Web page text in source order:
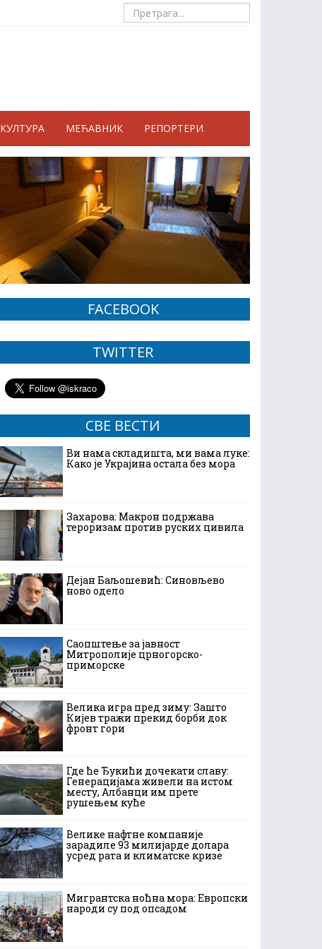
КУЛТУРА МЕЋАВНИК РЕПОРТЕРИ
FACEBOOK
TWITTER
СВЕ ВЕСТИ
Ви нама складишта, ми вама луке:
Како је Украјина остала без мора
Захарова: Макрон подржава
тероризам против руских цивила
Дејан Баљошевић: Синовљево
ново одело
Саопштење за јавност
Митрополије црногорско-
приморске
Велика игра пред зиму: Зашто
Кијев тражи прекид борби док
фронт гори
Где ће Ђукићи дочекати славу:
Генерацијама живели на истом
месту, Албанци им прете
рушењем куће
Велике нафтне компаније
зарадиле 93 милијарде долара
усред рата и климатске кризе
Мигрантска ноћна мора: Европски
народи су под опсадом